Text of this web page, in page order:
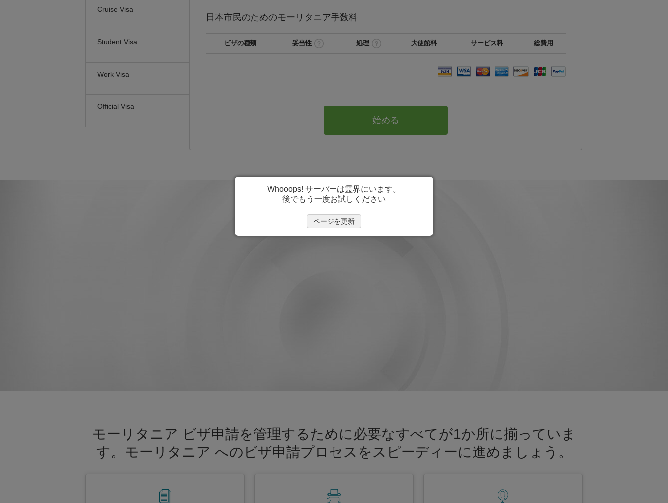
Cruise Visa
Student Visa
Work Visa
Official Visa
日本市民のためのモーリタニア手数料
ビザの種類 妥当性 処理 大使館料 サービス料 総費用
始める
モーリタニア ビザ申請を管理するために必要なすべてが1か所に揃っていま
す。モーリタニア へのビザ申請プロセスをスピーディーに進めましょう。
Whooops! サーバーは霊界にいます。
後でもう一度お試しください
ページを更新